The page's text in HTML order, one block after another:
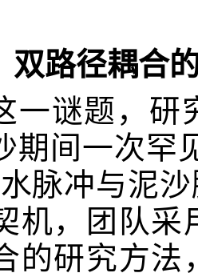
双路径耦合
一谜题，研
期间一次
脉冲与泥
机，团队采
的研究方法